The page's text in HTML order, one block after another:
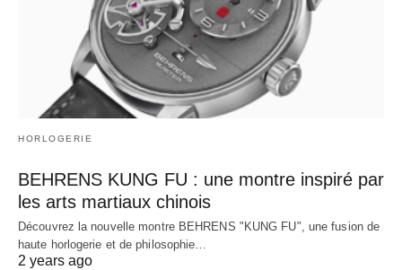
HORLOGERIE
BEHRENS KUNG FU : une montre inspiré par
les arts martiaux chinois
Découvrez la nouvelle montre BEHRENS "KUNG FU", une fusion de
haute horlogerie et de philosophie…
2 years ago